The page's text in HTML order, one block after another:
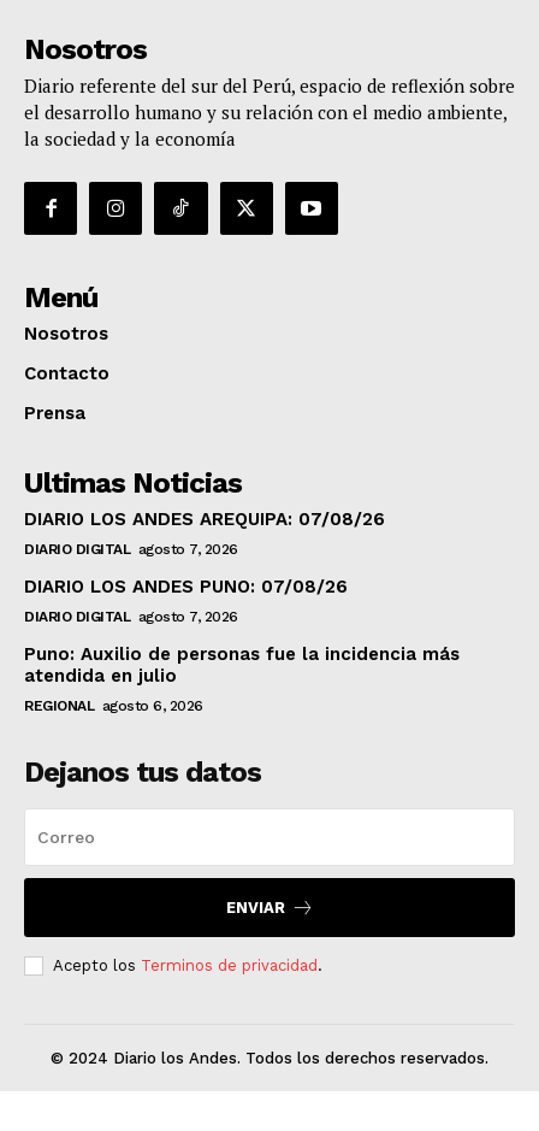
Nosotros
Diario referente del sur del Perú, espacio de reflexión sobre
el desarrollo humano y su relación con el medio ambiente,
la sociedad y la economía
Menú
Nosotros
Contacto
Prensa
Ultimas Noticias
DIARIO LOS ANDES AREQUIPA: 07/08/26
DIARIO DIGITAL agosto 7, 2026
DIARIO LOS ANDES PUNO: 07/08/26
DIARIO DIGITAL agosto 7, 2026
Puno: Auxilio de personas fue la incidencia más
atendida en julio
REGIONAL agosto 6, 2026
Dejanos tus datos
ENVIAR
Acepto los Terminos de privacidad .
© 2024 Diario los Andes. Todos los derechos reservados.